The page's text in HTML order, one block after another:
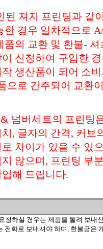
된 져지 프린팅과 같
한 경우 일차적으로
품의 교환 및 환불-
신청하여 구입한
생산품이 되어 소
으로 간주되어 교환
넘버세트의 프린팅
, 글자의 간격, 커브
차이가 있을 수 있
않으며, 프린팅 부
해 드립니다.
청하실 경우는 제품을 돌려 보내
전화로 보내셔야 하며, 환불금은